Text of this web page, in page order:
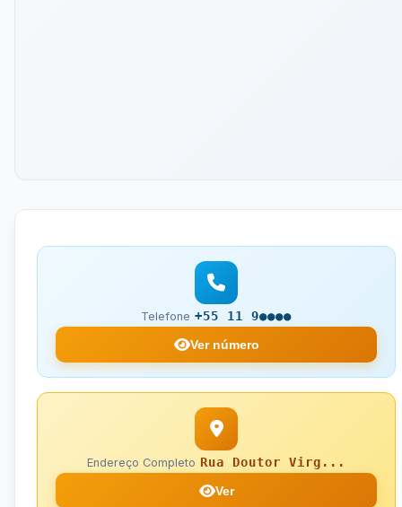
Telefone +55 11 9●●●●
Ver número
Endereço Completo Rua Doutor Virg...
Ver